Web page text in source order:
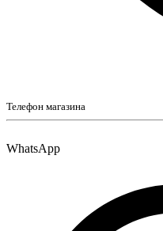
Телефон магазина
WhatsApp